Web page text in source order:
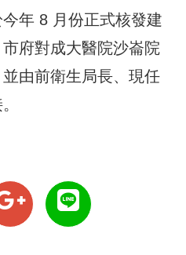
年 8 月份正式核發建
府對成大醫院沙崙院
由前衛生局長、現任